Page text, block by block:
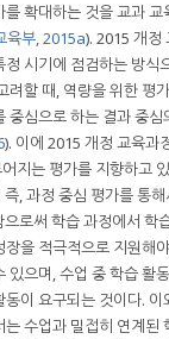
확대하는 것을 교과
육부, 2015a). 2015 개정
시기에 점검하는 방식
려할 때, 역량을 위한 평
중심으로 하는 결과 중심
). 이에 2015 개정 교육과
지는 평가를 지향하고
즉, 과정 중심 평가를 통
으로써 학습 과정에서 학
을 적극적으로 지원해
있으며, 수업 중 학습 활
이 요구되는 것이다.
수업과 밀접히 연계된